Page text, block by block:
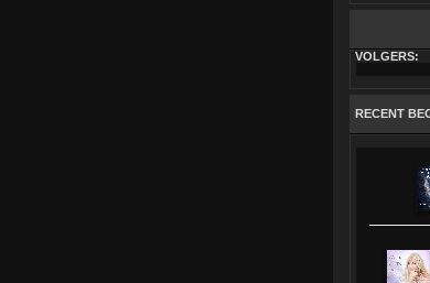
Dating im
sie
Ihre Musik
VOLGERS:
RECENT